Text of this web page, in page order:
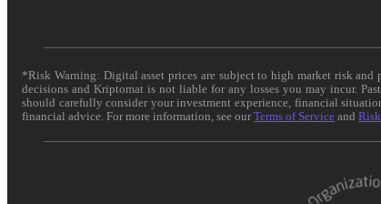
*Risk Warning: Digital asset prices are subject to high market risk
decisions and Kriptomat is not liable for any losses you may incur.
should carefully consider your investment experience, financial
financial advice. For more information, see ourTerms of Service and